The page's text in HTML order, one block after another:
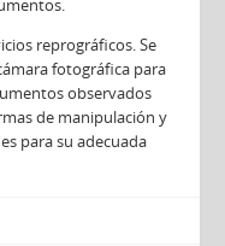
reprográficos. Se
fotográfica para
observados
de manipulación y
para su adecuada